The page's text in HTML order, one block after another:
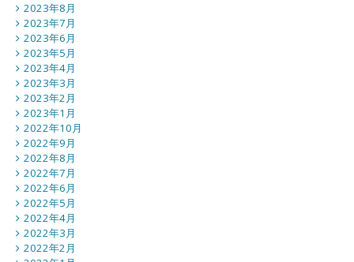
2023年8月
2023年7月
2023年6月
2023年5月
2023年4月
2023年3月
2023年2月
2023年1月
2022年10月
2022年9月
2022年8月
2022年7月
2022年6月
2022年5月
2022年4月
2022年3月
2022年2月